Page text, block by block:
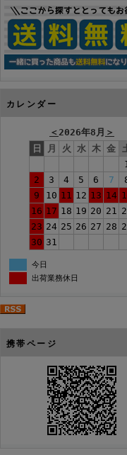
カレンダー
＜ 2026年8月 ＞
日
月 火 水 木 金
2
3 4 5 6 7
9
10 11 12 13 14
16 17 18 19 20 21
23 24 25 26 27 28
30 31
今日
出荷業務休日
携帯ページ